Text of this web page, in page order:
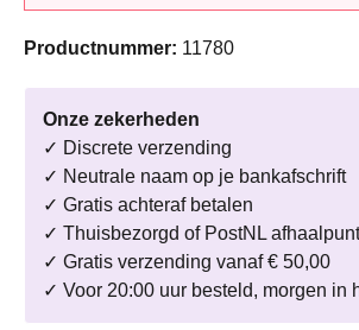
Productnummer: 11780
Onze zekerheden
✓ Discrete verzending
✓ Neutrale naam op je bankafschrift
✓ Gratis achteraf betalen
✓ Thuisbezorgd of PostNL afhaalpunt
✓ Gratis verzending vanaf € 50,00
✓ Voor 20:00 uur besteld, morgen in